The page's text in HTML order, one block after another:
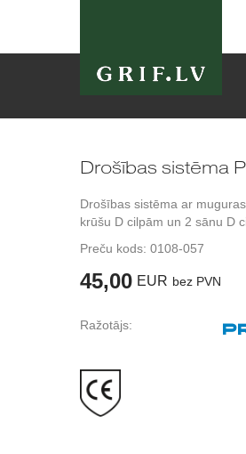
Drošības sistēma
Drošības sistēma ar
krūšu D cilpām un 2 sānu D
Preču kods: 0108-057
45,00 EUR bez PVN
Ražotājs: